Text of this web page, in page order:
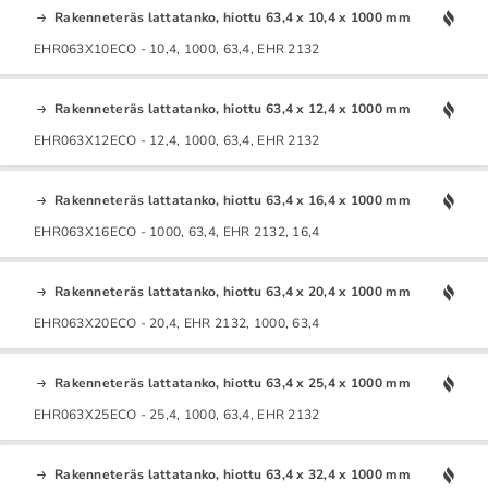
Rakenneteräs lattatanko, hiottu 63,4 x 10,4 x 1000 mm
EHR063X10ECO - 10,4, 1000, 63,4, EHR 2132
Rakenneteräs lattatanko, hiottu 63,4 x 12,4 x 1000 mm
EHR063X12ECO - 12,4, 1000, 63,4, EHR 2132
Rakenneteräs lattatanko, hiottu 63,4 x 16,4 x 1000 mm
EHR063X16ECO - 1000, 63,4, EHR 2132, 16,4
Rakenneteräs lattatanko, hiottu 63,4 x 20,4 x 1000 mm
EHR063X20ECO - 20,4, EHR 2132, 1000, 63,4
Rakenneteräs lattatanko, hiottu 63,4 x 25,4 x 1000 mm
EHR063X25ECO - 25,4, 1000, 63,4, EHR 2132
Rakenneteräs lattatanko, hiottu 63,4 x 32,4 x 1000 mm